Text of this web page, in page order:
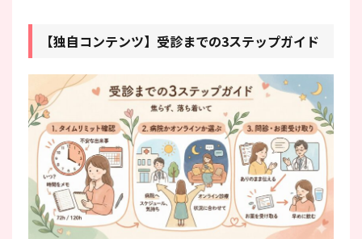
【独自コンテンツ】受診までの3ステップガイド